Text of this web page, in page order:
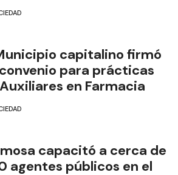
capitalino firmó
para prácticas
en Farmacia
capacitó a cerca de
agentes públicos en el